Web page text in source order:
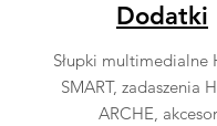
Dodatki
Słupki multimedialne
SMART, zadaszenia
ARCHE,